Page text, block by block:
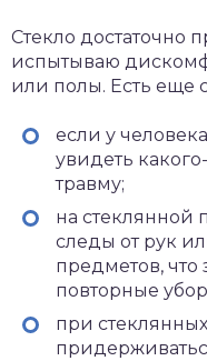
Стекло достаточно
испытываю
или полы. Есть еще
если у
увидеть
травму;
на стеклянной
следы от рук
предметов, что
повторные
при